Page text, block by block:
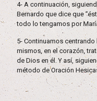
4- A continuación,
Bernardo que dice que
todo lo tengamos por
5- Continuamos
mismos, en el corazón,
de Dios en él. Y así,
método de Oración